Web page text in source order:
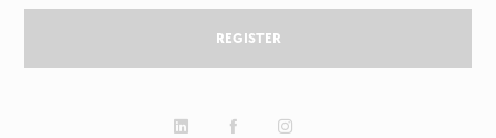
REGISTER